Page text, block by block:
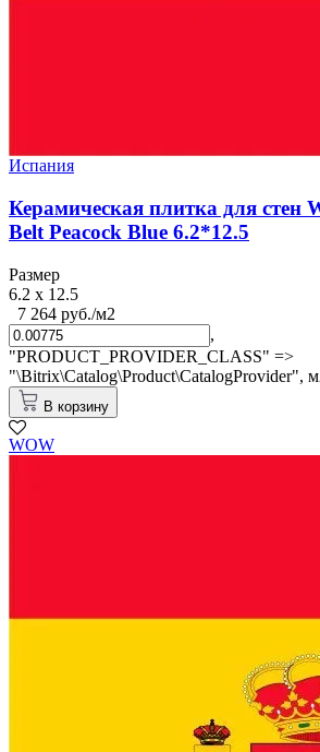
Испания
Керамическая плитка для стен
Belt Peacock Blue 6.2*12.5
Размер
6.2 x 12.5
7 264 руб./м2
,
"PRODUCT_PROVIDER_CLASS" =>
"\Bitrix\Catalog\Product\CatalogProvider",
В корзину
WOW